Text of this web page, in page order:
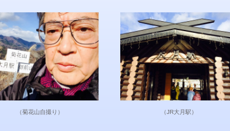
（菊花山自撮り） （JR大月駅）